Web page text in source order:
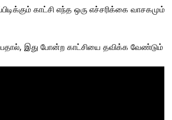
காட்சி எந்த ஒரு எச்சரிக்கை வாசகமும்
இது போன்ற காட்சியை தவிக்க வேண்டும்